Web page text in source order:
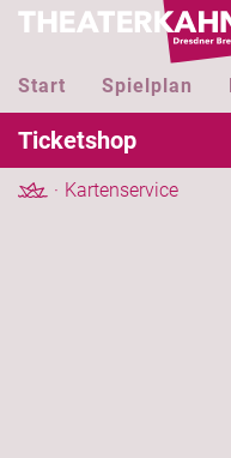
Start Spielplan
Ticketshop
Kartenservice